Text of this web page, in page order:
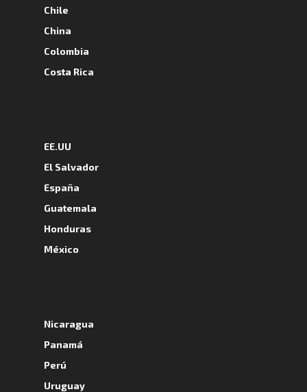
Chile
China
Colombia
Costa Rica
EE.UU
El Salvador
España
Guatemala
Honduras
México
Nicaragua
Panamá
Perú
Uruguay